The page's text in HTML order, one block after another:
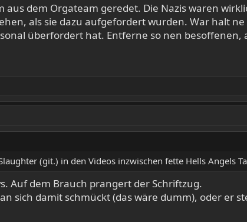
dem Orgateam geredet. Die Nazis waren
als sie dazu aufgefordert wurden. War halt
überfordert hat. Entferne so nen
(git.) in den Videos inzwischen fette Hells Angels
Auf dem Brauch prangert der Schriftzug.
sich damit schmückt (das wäre dumm), oder er